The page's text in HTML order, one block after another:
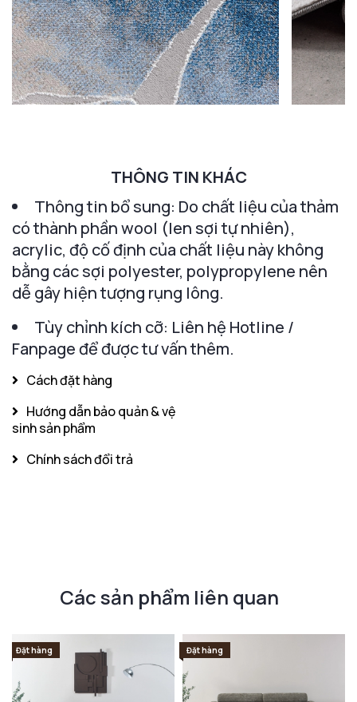
THÔNG TIN KHÁC
Thông tin bổ sung: Do chất liệu của thảm
có thành phần wool (len sợi tự nhiên),
acrylic, độ cố định của chất liệu này không
bằng các sợi polyester, polypropylene nên
dễ gây hiện tượng rụng lông.
Tùy chỉnh kích cỡ: Liên hệ Hotline /
Fanpage để được tư vấn thêm.
Cách đặt hàng
Hướng dẫn bảo quản & vệ
sinh sản phẩm
Chính sách đổi trả
Các sản phẩm liên quan
Đặt hàng Đặt hàng